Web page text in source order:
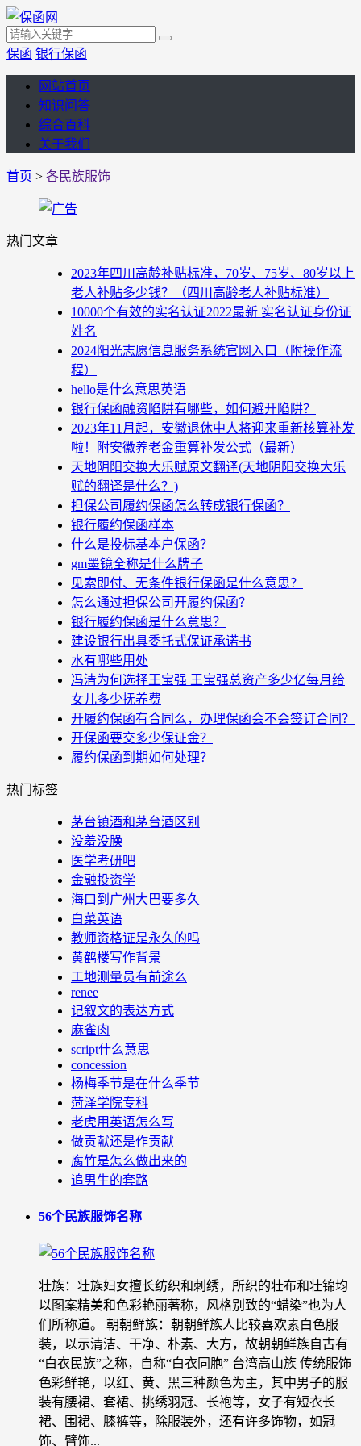
保函 银行保函
网站首页
知识问答
综合百科
关于我们
首页 > 各民族服饰
热门文章
2023年四川高龄补贴标准，70岁、75岁、80岁以上
老人补贴多少钱？（四川高龄老人补贴标准）
10000个有效的实名认证2022最新 实名认证身份证
姓名
2024阳光志愿信息服务系统官网入口（附操作流
程）
hello是什么意思英语
银行保函融资陷阱有哪些，如何避开陷阱？
2023年11月起，安徽退休中人将迎来重新核算补发
啦！附安徽养老金重算补发公式（最新）
天地阴阳交换大乐赋原文翻译(天地阴阳交换大乐
赋的翻译是什么？)
担保公司履约保函怎么转成银行保函？
银行履约保函样本
什么是投标基本户保函？
gm墨镜全称是什么牌子
见索即付、无条件银行保函是什么意思？
怎么通过担保公司开履约保函？
银行履约保函是什么意思？
建设银行出具委托式保证承诺书
水有哪些用处
冯清为何选择王宝强 王宝强总资产多少亿每月给
女儿多少抚养费
开履约保函有合同么，办理保函会不会签订合同？
开保函要交多少保证金？
履约保函到期如何处理？
热门标签
茅台镇酒和茅台酒区别
没羞没臊
医学考研吧
金融投资学
海口到广州大巴要多久
白菜英语
教师资格证是永久的吗
黄鹤楼写作背景
工地测量员有前途么
renee
记叙文的表达方式
麻雀肉
script什么意思
concession
杨梅季节是在什么季节
菏泽学院专科
老虎用英语怎么写
做贡献还是作贡献
腐竹是怎么做出来的
追男生的套路
56个民族服饰名称
壮族：壮族妇女擅长纺织和刺绣，所织的壮布和壮锦均
以图案精美和色彩艳丽著称，风格别致的“蜡染”也为人
们所称道。 朝朝鲜族：朝朝鲜族人比较喜欢素白色服
装，以示清洁、干净、朴素、大方，故朝朝鲜族自古有
“白衣民族”之称，自称“白衣同胞” 台湾高山族 传统服饰
色彩鲜艳，以红、黄、黑三种颜色为主，其中男子的服
装有腰裙、套裙、挑绣羽冠、长袍等，女子有短衣长
裙、围裙、膝裤等，除服装外，还有许多饰物，如冠
饰、臂饰...